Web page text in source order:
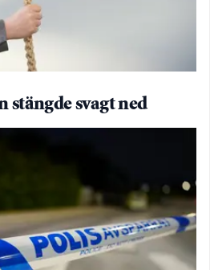
stängde svagt ned